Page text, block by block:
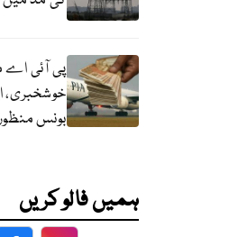
پی آئی اے
خوشخبری،
بونس
ہمیں فالو کریں